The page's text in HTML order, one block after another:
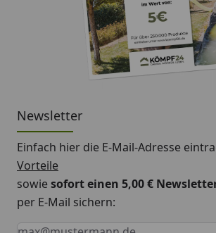
Newsletter
Einfach hier die E-Mail-Adresse
Vorteile
sowiesofort einen 5,00 €
per E-Mail sichern:
Keine Eingabe erforderlich
Eingabe erforderlich
E-Mail *